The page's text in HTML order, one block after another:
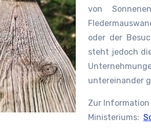
von
oder der
steht jedoch
untereinander
Zur
Ministeriums: